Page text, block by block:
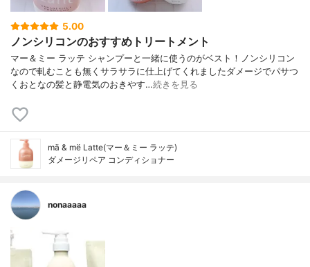
5.00
ノンシリコンのおすすめトリートメント
マー＆ミー ラッテ シャンプーと一緒に使うのがベスト！ノンシリコン
なので軋むことも無くサラサラに仕上げてくれましたダメージでパサつ
くおとなの髪と静電気のおきやす…続きを見る
mä & më Latte(マー＆ミー ラッテ)
ダメージリペア コンディショナー
nonaaaaa